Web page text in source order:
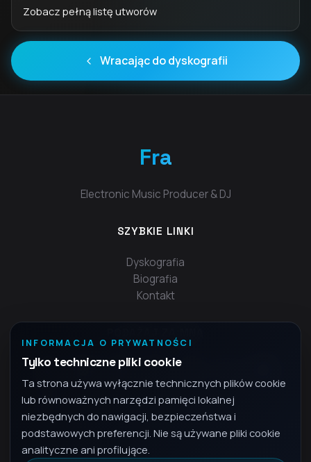
Zobacz pełną listę utworów
Wracając do dyskografii
Fra
Electronic Music Producer & DJ
SZYBKIE LINKI
Dyskografia
Biografia
Kontakt
INFORMACJA O PRYWATNOŚCI
Tylko techniczne pliki cookie
Ta strona używa wyłącznie technicznych plików cookie
lub równoważnych narzędzi pamięci lokalnej
niezbędnych do nawigacji, bezpieczeństwa i
podstawowych preferencji. Nie są używane pliki cookie
analityczne ani profilujące.